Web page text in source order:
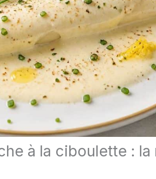
à la ciboulette :